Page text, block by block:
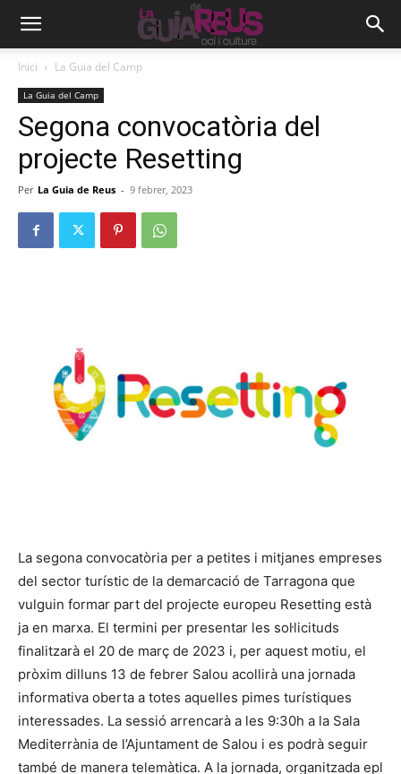
Inici La Guia del Camp
La Guia del Camp
Segona convocatòria del
projecte Resetting
Per La Guia de Reus - 9 febrer, 2023
La segona convocatòria per a petites i mitjanes empreses
del sector turístic de la demarcació de Tarragona que
vulguin formar part del projecte europeu Resetting està
ja en marxa. El termini per presentar les sol·licituds
finalitzarà el 20 de març de 2023 i, per aquest motiu, el
pròxim dilluns 13 de febrer Salou acollirà una jornada
informativa oberta a totes aquelles pimes turístiques
interessades. La sessió arrencarà a les 9:30h a la Sala
Mediterrània de l’Ajuntament de Salou i es podrà seguir
també de manera telemàtica. A la jornada, organitzada epl